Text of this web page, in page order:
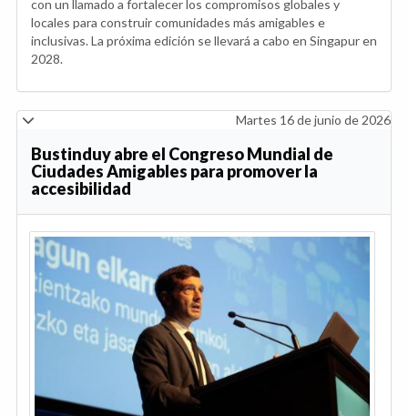
con un llamado a fortalecer los compromisos globales y
locales para construir comunidades más amigables e
inclusivas. La próxima edición se llevará a cabo en Singapur en
2028.
Martes 16 de junio de 2026
Bustinduy abre el Congreso Mundial de
Ciudades Amigables para promover la
accesibilidad